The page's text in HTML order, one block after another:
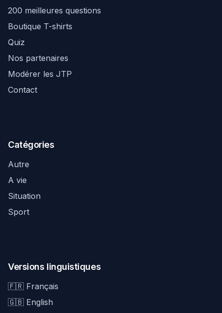
200 meilleures questions
Boutique T-shirts
Quiz
Nos partenaires
Modérer les JTP
Contact
Catégories
Autre
A vie
Situation
Sport
Versions linguistiques
🇫🇷 Français
🇬🇧 English